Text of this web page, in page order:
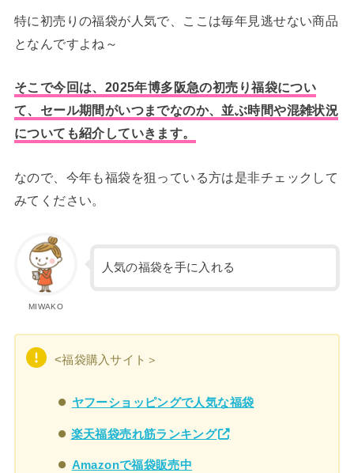
特に初売りの福袋が人気で、ここは毎年見逃せない商品
となんですよね～
そこで今回は、2025年博多阪急の初売り福袋につい
て、セール期間がいつまでなのか、並ぶ時間や混雑状況
についても紹介していきます。
なので、今年も福袋を狙っている方は是非チェックして
みてください。
MIWAKO
人気の福袋を手に入れる
<福袋購入サイト＞
ヤフーショッピングで人気な福袋
楽天福袋売れ筋ランキング
Amazonで福袋販売中